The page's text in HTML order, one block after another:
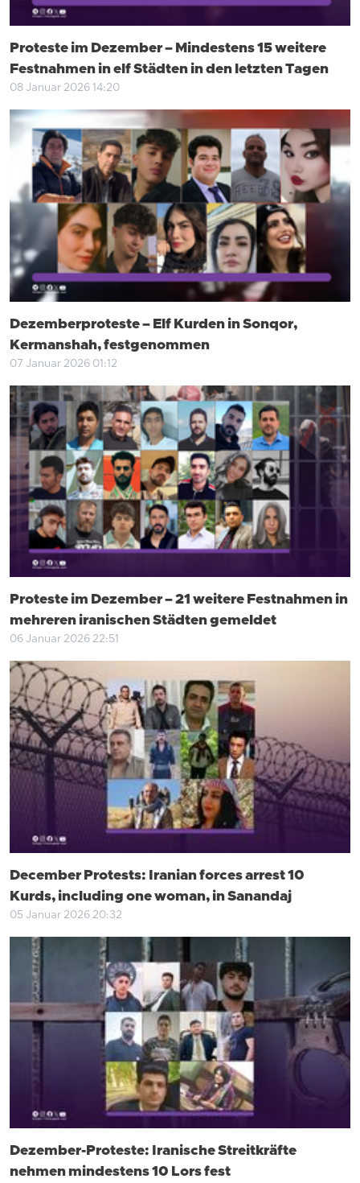
Proteste im Dezember – Mindestens 15 weitere
Festnahmen in elf Städten in den letzten Tagen
08 Januar 2026 14:20
Dezemberproteste – Elf Kurden in Sonqor,
Kermanshah, festgenommen
07 Januar 2026 01:12
Proteste im Dezember – 21 weitere Festnahmen in
mehreren iranischen Städten gemeldet
06 Januar 2026 22:51
December Protests: Iranian forces arrest 10
Kurds, including one woman, in Sanandaj
05 Januar 2026 20:32
Dezember-Proteste: Iranische Streitkräfte
nehmen mindestens 10 Lors fest